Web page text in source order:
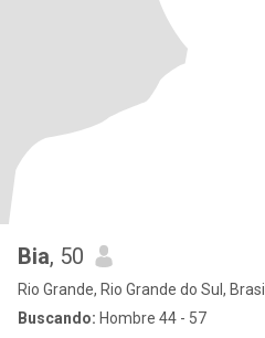
Bia, 50
Rio Grande, Rio Grande do Sul, Brasil
Buscando: Hombre 44 - 57